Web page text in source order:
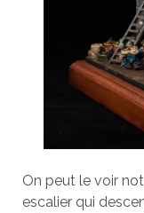
On peut le voir
escalier qui